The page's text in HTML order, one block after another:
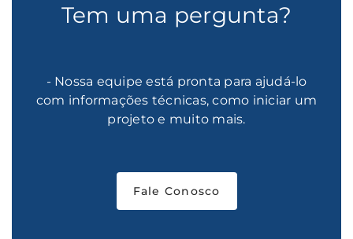
Tem uma pergunta?
- Nossa equipe está pronta para ajudá-lo
com informações técnicas, como iniciar um
projeto e muito mais.
Fale Conosco